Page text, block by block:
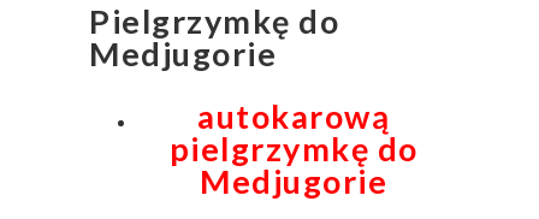
Pielgrzymkę do
Medjugorie
autokarową
pielgrzymkę do
Medjugorie